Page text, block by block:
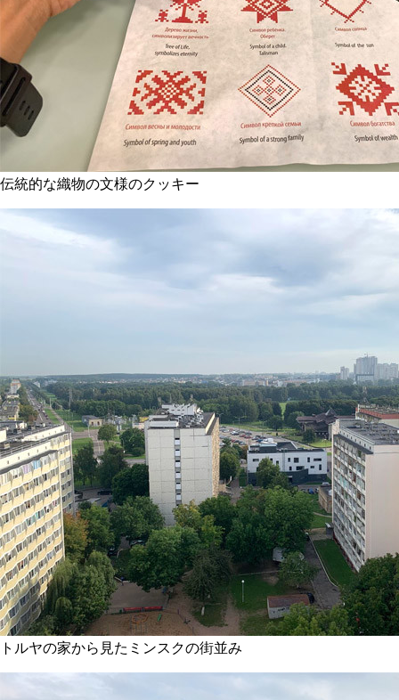
伝統的な織物の文様のクッキー
トルヤの家から見たミンスクの街並み